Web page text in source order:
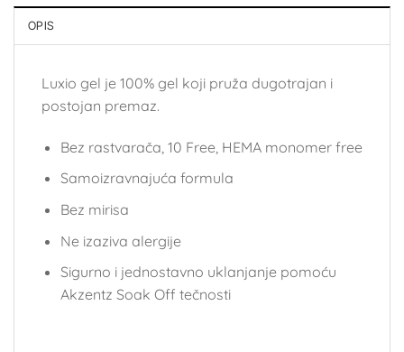
OPIS
Luxio gel je 100% gel koji pruža dugotrajan i
postojan premaz.
Bez rastvarača, 10 Free, HEMA monomer free
Samoizravnajuća formula
Bez mirisa
Ne izaziva alergije
Sigurno i jednostavno uklanjanje pomoću
Akzentz Soak Off tečnosti